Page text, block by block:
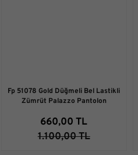
Fp 51078 Gold Düğmeli Bel Lastikli
Zümrüt Palazzo Pantolon
660,00 TL
1.100,00 TL